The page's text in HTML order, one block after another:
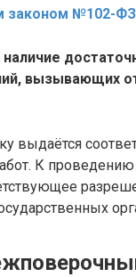
законом №102-ФЗ
вызывающих
выдаётся
К